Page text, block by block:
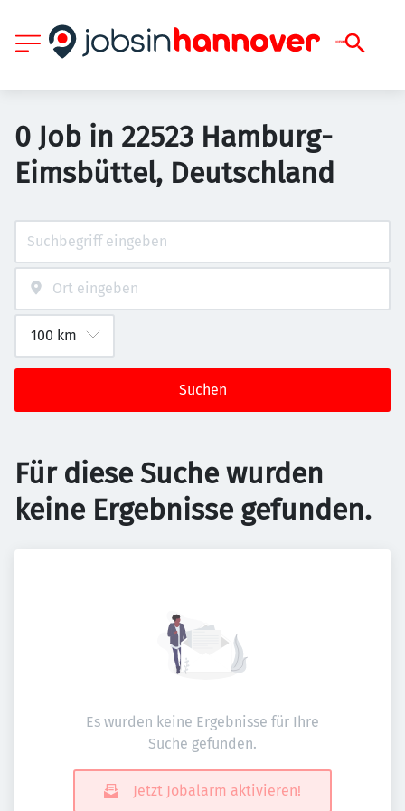
0 Job in 22523 Hamburg-
Eimsbüttel, Deutschland
Suchen
Für diese Suche wurden
keine Ergebnisse gefunden.
Es wurden keine Ergebnisse für Ihre
Suche gefunden.
Jetzt Jobalarm aktivieren!